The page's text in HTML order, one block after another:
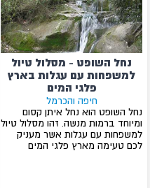
נחל השופט - מסלול טיול
למשפחות עם עגלות בארץ
פלגי המים
חיפה והכרמל
נחל השופט הוא נחל איתן קסום
ומיוחד ברמות מנשה. זהו מסלול טיול
למשפחות עם עגלות אשר מעניק
לכם טעימה מארץ פלגי המים